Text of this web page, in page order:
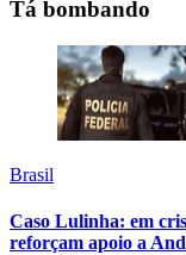
Tá bombando
Brasil
Caso Lulinha: em
reforçam apoio a